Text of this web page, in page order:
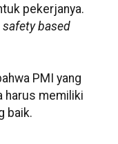
pekerjanya.
safety based
PMI yang
harus memiliki
baik.